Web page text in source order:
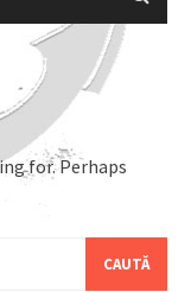
for. Perhaps